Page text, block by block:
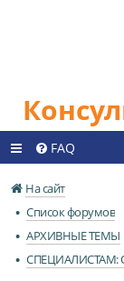
FAQ
На сайт
Список форумов
АРХИВНЫЕ ТЕМЫ